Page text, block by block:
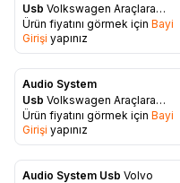
Favorilere Ekle
Usb Volkswagen Araçlara
Uyumlu Orjinal Soketli Aux
Kablosu
Ürün fiyatını görmek için Bayi
Girişi yapınız
Favorilere Ekle
Audio System
Usb Volkswagen Araçlara
Uyumlu 8Pin Orjinal Soketli Aux
Aparatı
Ürün fiyatını görmek için Bayi
Girişi yapınız
Audio System Usb Volvo